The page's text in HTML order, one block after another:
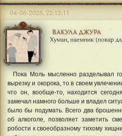
ВАКУЛА ДЖУРА
Хуман, наемник (повар
04-06-2026, 22:12:11
Пока Моль мысленно разделывал
вырезку и окорока, то в своем
что он, вообще-то, находится
замечал намного больше и владел
было бы подумать. Всего два
об алкоголе, позволяет заметить
робости к своеобразному тихому